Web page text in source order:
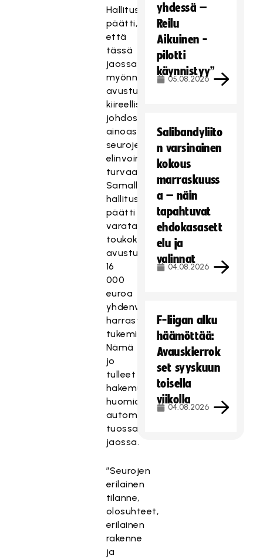
Hallitus
päätti,
että
tässä
jaossa
myönnetään
avustuksia
kiireellisyysperiaatteen
johdosta
ainoastaan
seurojen
elinvoimaisuuden
turvaamiseen.
Samalla
hallitus
päätti
varata
toukokuun
avustusjaossa
16
000
euroa
yhdenvertaisten
harrastusmahdollisuuksien
tukemiseen.
Nämä
jo
tulleet
hakemukset
huomioidaan
automaattisesti
tuossa
jaossa.
”Seurojen
erilainen
tilanne,
olosuhteet,
erilainen
rakenne
ja
yhdessä –
Reilu
Aikuinen -
pilotti
käynnistyy”
05.08.2026
Salibandyliito
n varsinainen
kokous
marraskuuss
a – näin
tapahtuvat
ehdokasasett
elu ja
valinnat
04.08.2026
F-liigan alku
häämöttää:
Avauskierrok
set syyskuun
toisella
viikolla
04.08.2026